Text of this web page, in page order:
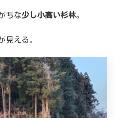
ちな少し小高い杉林。
見える。